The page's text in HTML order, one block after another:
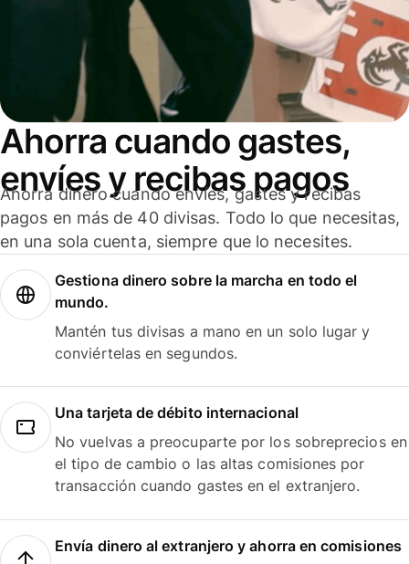
Ahorra cuando gastes,
envíes y recibas pagos
Ahorra dinero cuando envíes, gastes y recibas
pagos en más de 40 divisas. Todo lo que necesitas,
en una sola cuenta, siempre que lo necesites.
Gestiona dinero sobre la marcha en todo el
mundo.
Mantén tus divisas a mano en un solo lugar y
conviértelas en segundos.
Una tarjeta de débito internacional
No vuelvas a preocuparte por los sobreprecios en
el tipo de cambio o las altas comisiones por
transacción cuando gastes en el extranjero.
Envía dinero al extranjero y ahorra en comisiones